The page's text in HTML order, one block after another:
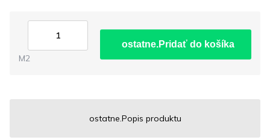
M2
ostatne.Pridať do košíka
ostatne.Popis produktu